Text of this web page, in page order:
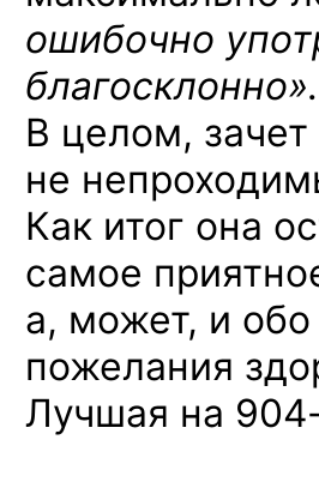
ошибочно
В целом,
не
Как итог она
самое
а, может, и
пожелания
Лучшая на